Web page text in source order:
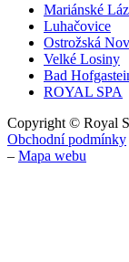
Mariánské
Luhačovice
Ostrožská
Velké Losiny
Bad
ROYAL SPA
Copyright © Royal
Obchodní podmínky
– Mapa webu